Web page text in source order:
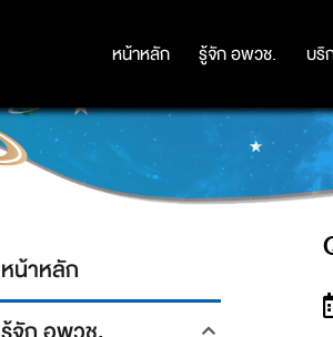
หน้าหลัก รู้จัก อพวช. บริ
หน้าหลัก รู้จัก อพวช. บริ
หน้าหลัก